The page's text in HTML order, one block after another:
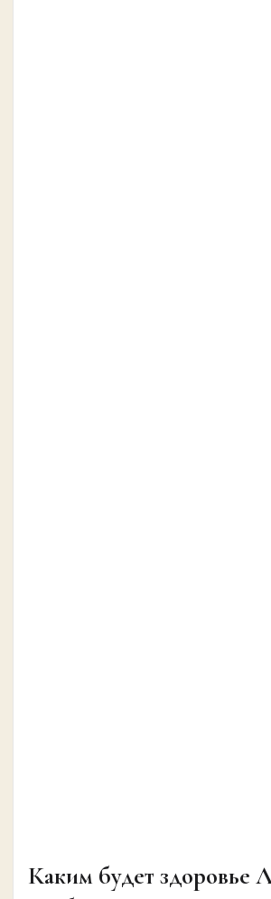
Каким будет здоровье